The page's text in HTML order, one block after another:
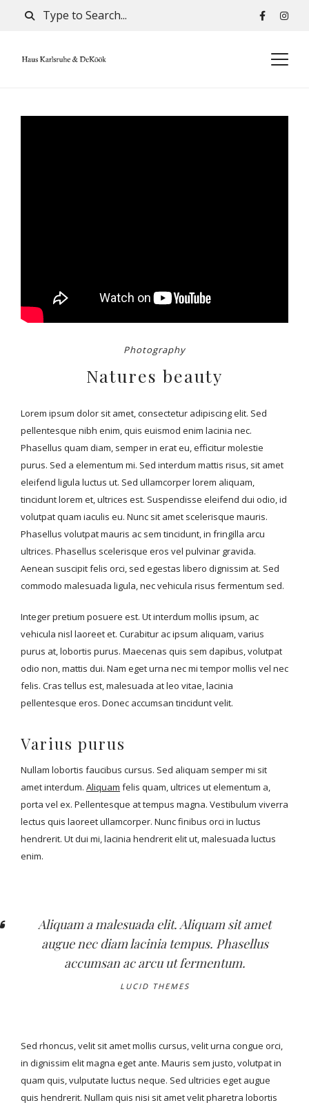
Photography
Natures beauty
Lorem ipsum dolor sit amet, consectetur adipiscing elit. Sed
pellentesque nibh enim, quis euismod enim lacinia nec.
Phasellus quam diam, semper in erat eu, efficitur molestie
purus. Sed a elementum mi. Sed interdum mattis risus, sit amet
eleifend ligula luctus ut. Sed ullamcorper lorem aliquam,
tincidunt lorem et, ultrices est. Suspendisse eleifend dui odio, id
volutpat quam iaculis eu. Nunc sit amet scelerisque mauris.
Phasellus volutpat mauris ac sem tincidunt, in fringilla arcu
ultrices. Phasellus scelerisque eros vel pulvinar gravida.
Aenean suscipit felis orci, sed egestas libero dignissim at. Sed
commodo malesuada ligula, nec vehicula risus fermentum sed.
Integer pretium posuere est. Ut interdum mollis ipsum, ac
vehicula nisl laoreet et. Curabitur ac ipsum aliquam, varius
purus at, lobortis purus. Maecenas quis sem dapibus, volutpat
odio non, mattis dui. Nam eget urna nec mi tempor mollis vel nec
felis. Cras tellus est, malesuada at leo vitae, lacinia
pellentesque eros. Donec accumsan tincidunt velit.
Varius purus
Nullam lobortis faucibus cursus. Sed aliquam semper mi sit
amet interdum. Aliquam felis quam, ultrices ut elementum a,
porta vel ex. Pellentesque at tempus magna. Vestibulum viverra
lectus quis laoreet ullamcorper. Nunc finibus orci in luctus
hendrerit. Ut dui mi, lacinia hendrerit elit ut, malesuada luctus
enim.
Aliquam a malesuada elit. Aliquam sit amet
augue nec diam lacinia tempus. Phasellus
accumsan ac arcu ut fermentum.
LUCID THEMES
Sed rhoncus, velit sit amet mollis cursus, velit urna congue orci,
in dignissim elit magna eget ante. Mauris sem justo, volutpat in
quam quis, vulputate luctus neque. Sed ultricies eget augue
quis hendrerit. Nullam quis nisi sit amet velit pharetra lobortis